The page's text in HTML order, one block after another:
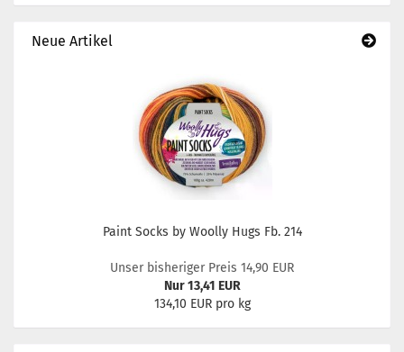
Neue Artikel
Paint Socks by Woolly Hugs Fb. 214
Unser bisheriger Preis 14,90 EUR
Nur 13,41 EUR
134,10 EUR pro kg